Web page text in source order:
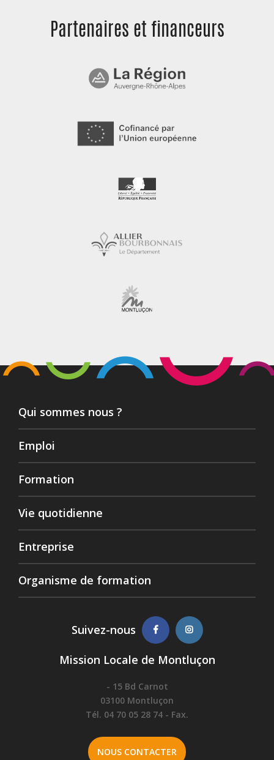
Partenaires et financeurs
Qui sommes nous ?
Emploi
Formation
Vie quotidienne
Entreprise
Organisme de formation
Suivez-nous
Mission Locale de Montluçon
- 15 Bd Carnot
03100 Montluçon
Tél. 04 70 05 28 74 - Fax.
NOUS CONTACTER